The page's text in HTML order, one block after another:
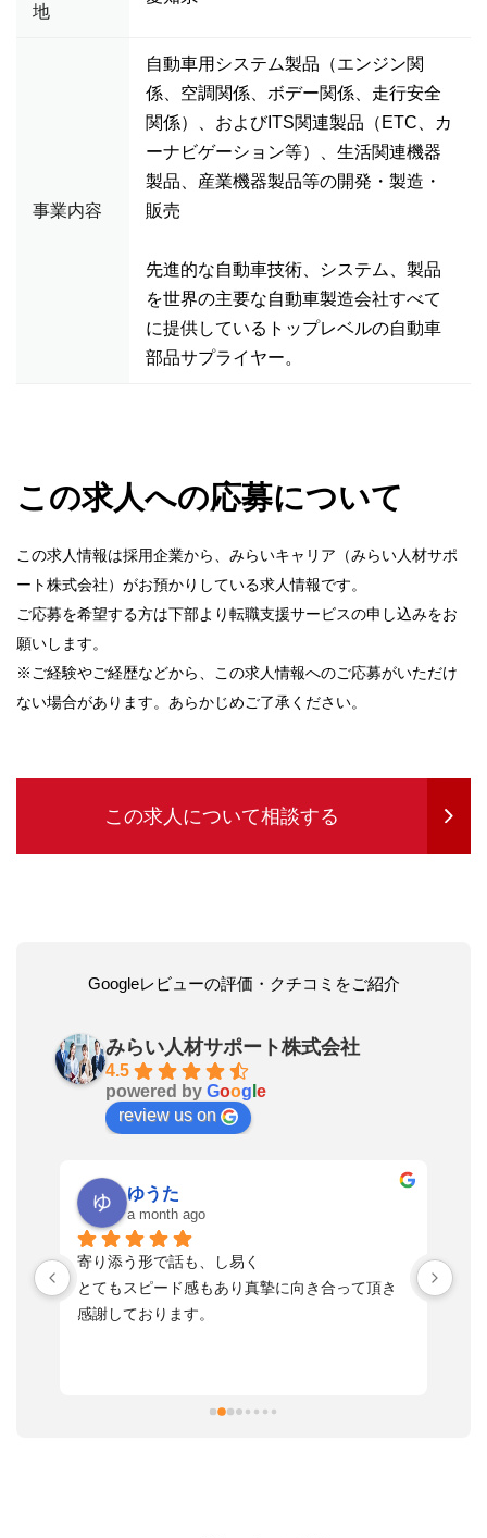
地
事業内容
自動車用システム製品（エンジン関
係、空調関係、ボデー関係、走行安全
関係）、およびITS関連製品（ETC、カ
ーナビゲーション等）、生活関連機器
製品、産業機器製品等の開発・製造・
販売
先進的な自動車技術、システム、製品
を世界の主要な自動車製造会社すべて
に提供しているトップレベルの自動車
部品サプライヤー。
この求人への応募について
この求人情報は採用企業から、みらいキャリア（みらい人材サポ
ート株式会社）がお預かりしている求人情報です。
ご応募を希望する方は下部より転職支援サービスの申し込みをお
願いします。
※ご経験やご経歴などから、この求人情報へのご応募がいただけ
ない場合があります。あらかじめご了承ください。
この求人について相談する
Googleレビューの評価・クチコミをご紹介
みらい人材サポート株式会社
4.5
powered by Goog e
review us on
ゆうた
a month ago
寄り添う形で話も、し易く
とてもスピード感もあり真摯に向き合って頂き
感謝しております。